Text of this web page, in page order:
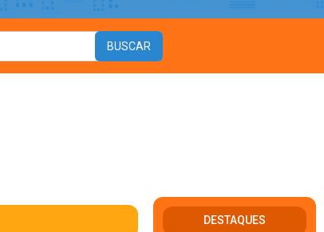
DESTAQUES